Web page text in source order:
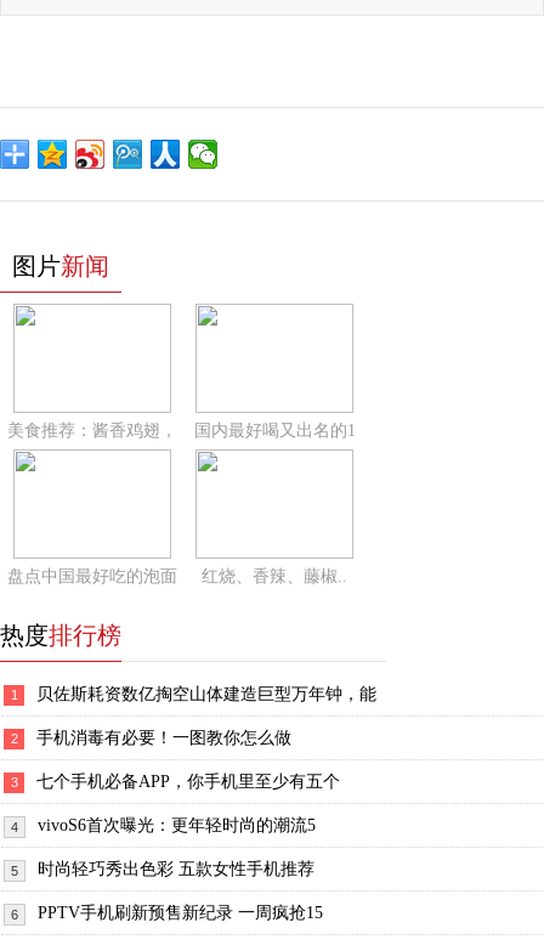
图片新闻
美食推荐：酱香鸡翅， 国内最好喝又出名的1
盘点中国最好吃的泡面 红烧、香辣、藤椒..
热度排行榜
1 贝佐斯耗资数亿掏空山体建造巨型万年钟，能
2 手机消毒有必要！一图教你怎么做
3 七个手机必备APP，你手机里至少有五个
4 vivoS6首次曝光：更年轻时尚的潮流5
5 时尚轻巧秀出色彩 五款女性手机推荐
6 PPTV手机刷新预售新纪录 一周疯抢15